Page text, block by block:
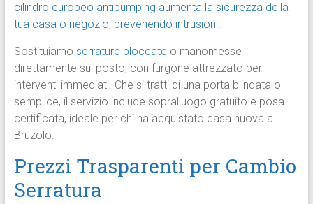
cilindro europeo antibumping aumenta la sicurezza della
tua casa o negozio, prevenendo intrusioni.
Sostituiamo serrature bloccate o manomesse
direttamente sul posto, con furgone attrezzato per
interventi immediati. Che si tratti di una porta blindata o
semplice, il servizio include sopralluogo gratuito e posa
certificata, ideale per chi ha acquistato casa nuova a
Bruzolo.
Prezzi Trasparenti per Cambio
Serratura